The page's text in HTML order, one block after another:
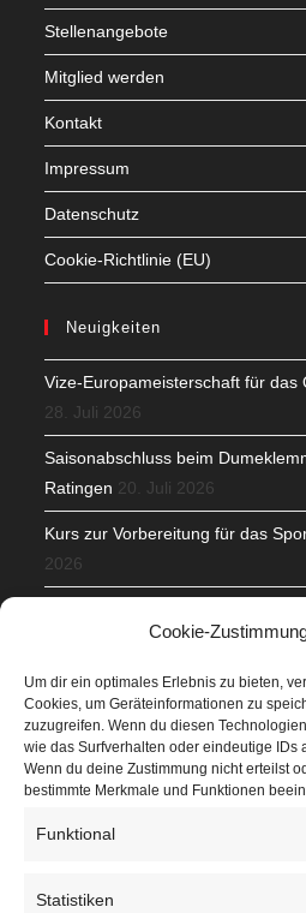
Cookie-
Um dir ein optimales Erlebnis zu bieten,
Cookies, um Geräteinformationen zu
zuzugreifen. Wenn du diesen
wie das Surfverhalten oder eindeutige IDs
Wenn du deine Zustimmung nicht erteilst
bestimmte Merkmale und Funktionen
Funktional
Statistiken
Stellenangebote
Mitglied werden
Kontakt
Impressum
Datenschutz
Cookie-Richtlinie (EU)
Neuigkeiten
Vize-Europameisterschaft für das
28. Juli 2026
Saisonabschluss beim
Ratingen 20. Juli 2026
Kurs zur Vorbereitung für das
2026
Veranstaltungen
Höffner Run